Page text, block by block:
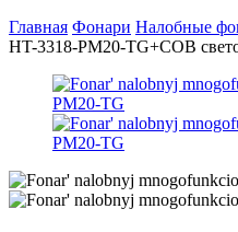
Главная Фонари Налобные
HT-3318-PM20-TG+COB